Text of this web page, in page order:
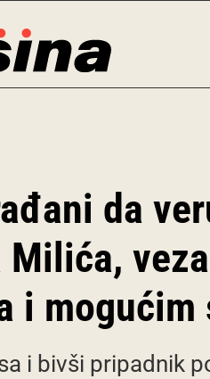
da
i mogućim
i bivši pripadnik